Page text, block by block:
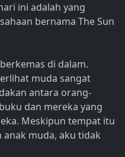
ini adalah yang
bernama The Sun
di dalam.
muda sangat
antara orang-
dan mereka yang
Meskipun tempat itu
muda, aku tidak